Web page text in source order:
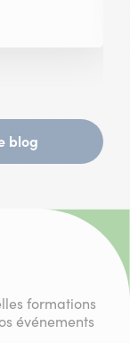
blog
formations
événements